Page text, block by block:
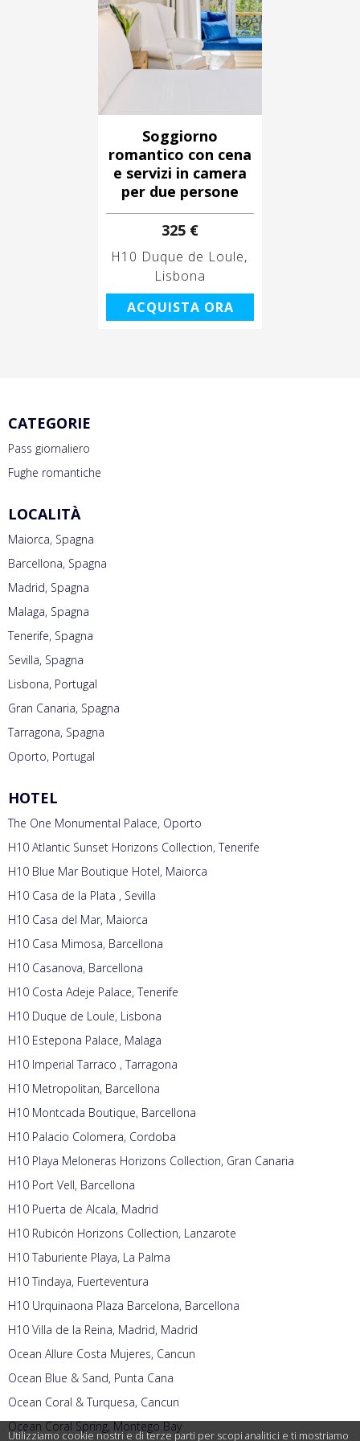
Utilizziamo cookie nostri e di terze parti per scopi analitici e ti mostriamo
Soggiorno
romantico con cena
e servizi in camera
per due persone
325 €
H10 Duque de Loule
Lisbona
ACQUISTA ORA
CATEGORIE
Pass giornaliero
Fughe romantiche
LOCALITÀ
Maiorca, Spagna
Barcellona, Spagna
Madrid, Spagna
Malaga, Spagna
Tenerife, Spagna
Sevilla, Spagna
Lisbona, Portugal
Gran Canaria, Spagna
Tarragona, Spagna
Oporto, Portugal
HOTEL
The One Monumental Palace, Oporto
H10 Atlantic Sunset Horizons Collection, Tenerife
H10 Blue Mar Boutique Hotel, Maiorca
H10 Casa de la Plata , Sevilla
H10 Casa del Mar, Maiorca
H10 Casa Mimosa, Barcellona
H10 Casanova, Barcellona
H10 Costa Adeje Palace, Tenerife
H10 Duque de Loule, Lisbona
H10 Estepona Palace, Malaga
H10 Imperial Tarraco , Tarragona
H10 Metropolitan, Barcellona
H10 Montcada Boutique, Barcellona
H10 Palacio Colomera, Cordoba
H10 Playa Meloneras Horizons Collection, Gran Canaria
H10 Port Vell, Barcellona
H10 Puerta de Alcala, Madrid
H10 Rubicón Horizons Collection, Lanzarote
H10 Taburiente Playa, La Palma
H10 Tindaya, Fuerteventura
H10 Urquinaona Plaza Barcelona, Barcellona
H10 Villa de la Reina, Madrid, Madrid
Ocean Allure Costa Mujeres, Cancun
Ocean Blue & Sand, Punta Cana
Ocean Coral & Turquesa, Cancun
Ocean Coral Spring, Montego Bay